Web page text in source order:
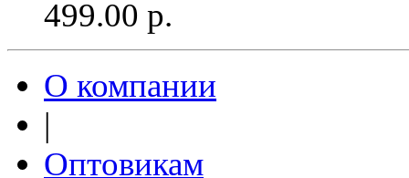
499.00 р.
О компании
|
Оптовикам